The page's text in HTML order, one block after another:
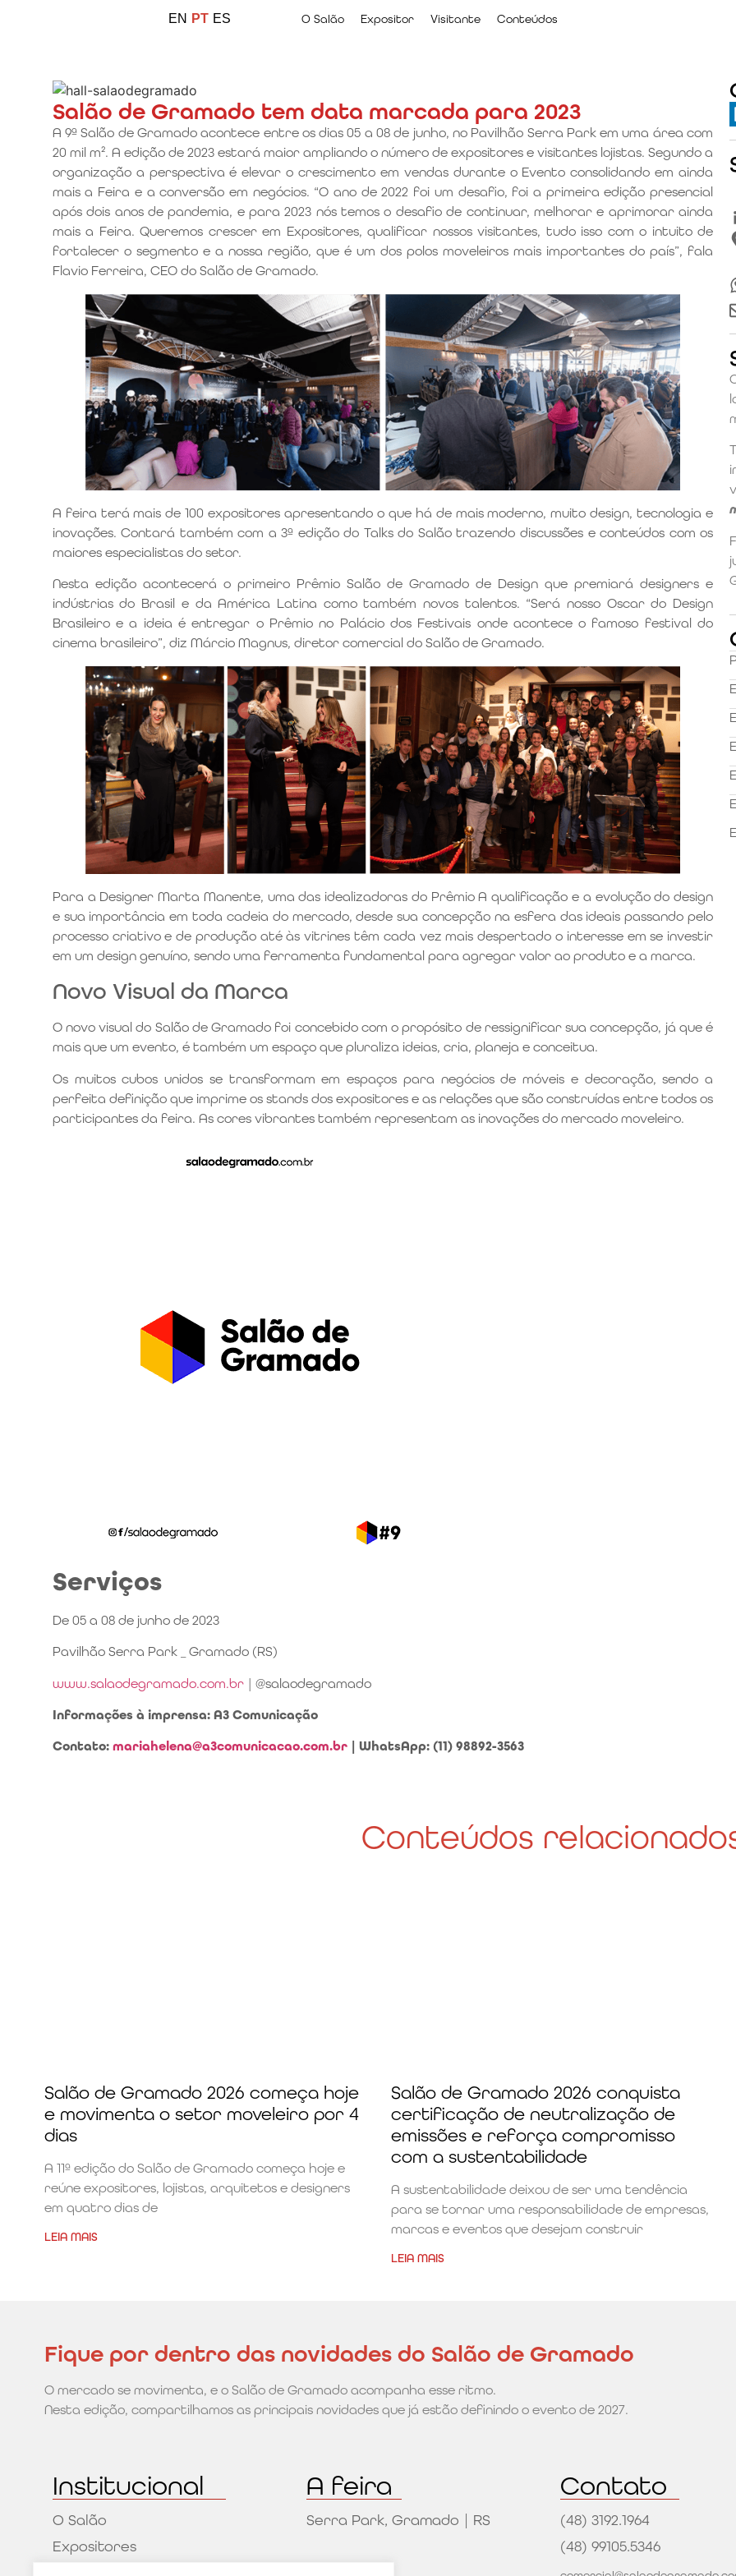
EN PT ES O Salão Expositor Visitante Conteúdos
Salão de Gramado tem data marcada para 2023
A 9ª Salão de Gramado acontece entre os dias 05 a 08 de junho, no Pavilhão Serra Park em uma área com
20 mil m². A edição de 2023 estará maior ampliando o número de expositores e visitantes lojistas. Segundo a
organização a perspectiva é elevar o crescimento em vendas durante o Evento consolidando em ainda
mais a Feira e a conversão em negócios. “O ano de 2022 foi um desafio, foi a primeira edição presencial
após dois anos de pandemia, e para 2023 nós temos o desafio de continuar, melhorar e aprimorar ainda
mais a Feira. Queremos crescer em Expositores, qualificar nossos visitantes, tudo isso com o intuito de
fortalecer o segmento e a nossa região, que é um dos polos moveleiros mais importantes do país”, fala
Flavio Ferreira, CEO do Salão de Gramado.
A feira terá mais de 100 expositores apresentando o que há de mais moderno, muito design, tecnologia e
inovações. Contará também com a 3ª edição do Talks do Salão trazendo discussões e conteúdos com os
maiores especialistas do setor.
Nesta edição acontecerá o primeiro Prêmio Salão de Gramado de Design que premiará designers e
indústrias do Brasil e da América Latina como também novos talentos. “Será nosso Oscar do Design
Brasileiro e a ideia é entregar o Prêmio no Palácio dos Festivais onde acontece o famoso festival do
cinema brasileiro”, diz Márcio Magnus, diretor comercial do Salão de Gramado.
Para a Designer Marta Manente, uma das idealizadoras do Prêmio A qualificação e a evolução do design
e sua importância em toda cadeia do mercado, desde sua concepção na esfera das ideais passando pelo
processo criativo e de produção até às vitrines têm cada vez mais despertado o interesse em se investir
em um design genuíno, sendo uma ferramenta fundamental para agregar valor ao produto e a marca.
Novo Visual da Marca
O novo visual do Salão de Gramado foi concebido com o propósito de ressignificar sua concepção, já que é
mais que um evento, é também um espaço que pluraliza ideias, cria, planeja e conceitua.
Os muitos cubos unidos se transformam em espaços para negócios de móveis e decoração, sendo a
perfeita definição que imprime os stands dos expositores e as relações que são construídas entre todos os
participantes da feira. As cores vibrantes também representam as inovações do mercado moveleiro.
Serviços
De 05 a 08 de junho de 2023
Pavilhão Serra Park _ Gramado (RS)
www.salaodegramado.com.br| @salaodegramado
Informações à imprensa: A3 Comunicação
Contato: mariahelena@a3comunicacao.com.br| WhatsApp: (11) 98892-3563
Conteúdos
Salão de Gramado 2026 começa hoje
e movimenta o setor moveleiro por 4
dias
A 11ª edição do Salão de Gramado começa hoje e
reúne expositores, lojistas, arquitetos e designers
em quatro dias de
LEIA MAIS
Salão de Gramado 2026 conquista
certificação de neutralização de
emissões e reforça compromisso
com a sustentabilidade
A sustentabilidade deixou de ser uma tendência
para se tornar uma responsabilidade de empresas,
marcas e eventos que desejam construir
LEIA MAIS
Fique por dentro das novidades do Salão de Gramado
O mercado se movimenta, e o Salão de Gramado acompanha esse ritmo.
Nesta edição, compartilhamos as principais novidades que já estão definindo o evento de 2027.
Institucional
O Salão
Expositores
A feira
Serra Park, Gramado | RS
Contato
(48) 3192.1964
(48) 99105.5346